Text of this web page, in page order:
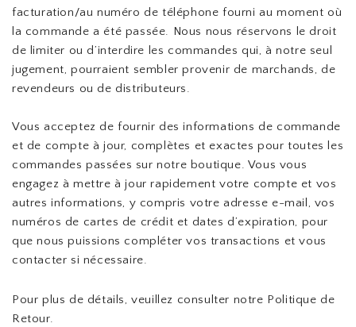
facturation/au numéro de téléphone fourni au moment où
la commande a été passée. Nous nous réservons le droit
de limiter ou d’interdire les commandes qui, à notre seul
jugement, pourraient sembler provenir de marchands, de
revendeurs ou de distributeurs.
Vous acceptez de fournir des informations de commande
et de compte à jour, complètes et exactes pour toutes les
commandes passées sur notre boutique. Vous vous
engagez à mettre à jour rapidement votre compte et vos
autres informations, y compris votre adresse e-mail, vos
numéros de cartes de crédit et dates d’expiration, pour
que nous puissions compléter vos transactions et vous
contacter si nécessaire.
Pour plus de détails, veuillez consulter notre Politique de
Retour.